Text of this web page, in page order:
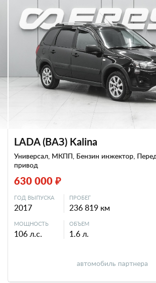
LADA (ВАЗ) Kalina
Универсал, МКПП, Бензин инжектор,
привод
630 000 ₽
ГОД ВЫПУСКА
2017
ПРОБЕГ
236 819 км
МОЩНОСТЬ
106 л.с.
ОБЪЕМ
1.6 л.
автомобиль партнера